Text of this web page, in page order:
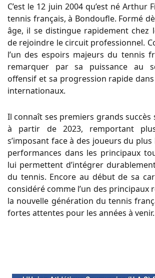
C’est le 12 juin 2004 qu’est né Arthur
tennis français, à Bondoufle. Formé
âge, il se distingue rapidement chez
de rejoindre le circuit professionnel.
l’un des espoirs majeurs du tennis
remarquer par sa puissance au
offensif et sa progression rapide
internationaux.
Il connaît ses premiers grands succès
à partir de 2023, remportant
s’imposant face à des joueurs du plus
performances dans les principaux
lui permettent d’intégrer
du tennis. Encore au début de sa
considéré comme l’un des principaux
la nouvelle génération du tennis
fortes attentes pour les années à venir.